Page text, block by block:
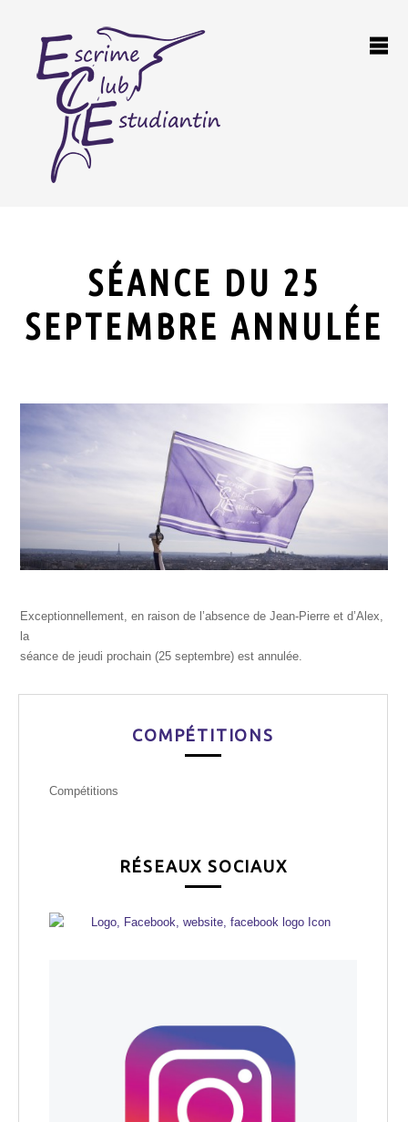
SÉANCE DU 25
SEPTEMBRE ANNULÉE
Exceptionnellement, en raison de l’absence de Jean-Pierre et d’Alex,
la
séance de jeudi prochain (25 septembre) est annulée.
COMPÉTITIONS
Compétitions
RÉSEAUX SOCIAUX